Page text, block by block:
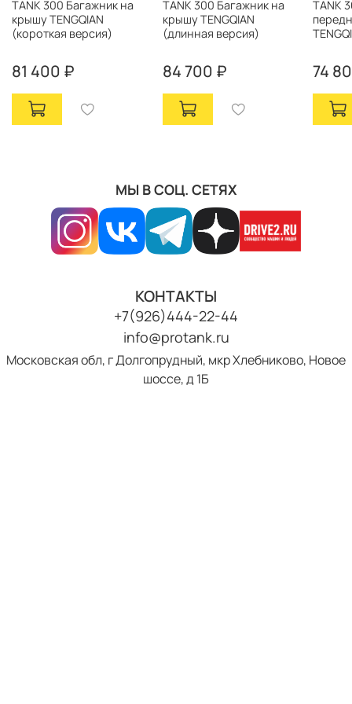
TANK 300 Багажник на
крышу TENGQIAN
(короткая версия)
81 400 ₽
TANK 300 Багажник на
крышу TENGQIAN
(длинная версия)
84 700 ₽
TANK
74
МЫ В СОЦ. СЕТЯХ
КОНТАКТЫ
+7(926)444-22-44
info@protank.ru
Московская обл, г Долгопрудный, мкр Хлебниково, Новое
шоссе, д 1Б